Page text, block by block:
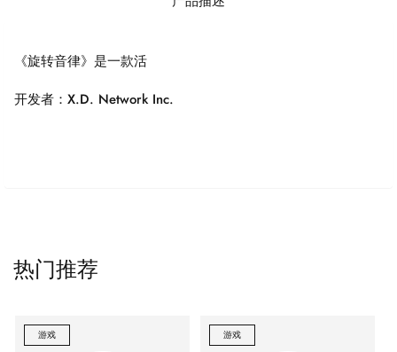
《旋转音律》是一款活
开发者：X.D. Network Inc.
热门推荐
游戏 游戏